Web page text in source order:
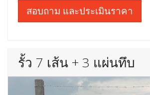
สอบถาม และประเมินราคา
รั้ว 7 เส้น + 3 แผ่นทึบ